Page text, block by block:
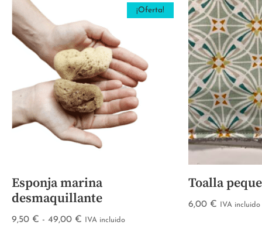
¡Oferta!
Esponja marina
desmaquillante
9,50 € - 49,00 € IVA incluido
Toalla
6,00 € IVA incluido